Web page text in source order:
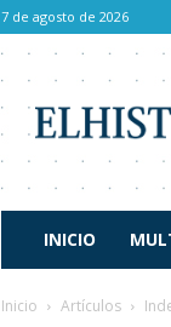
7 de agosto de 2026
Historiador
INICIO
Inicio Artículos